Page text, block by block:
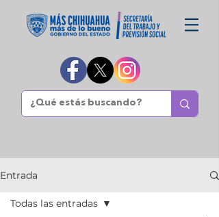
Entrada
Todas las entradas